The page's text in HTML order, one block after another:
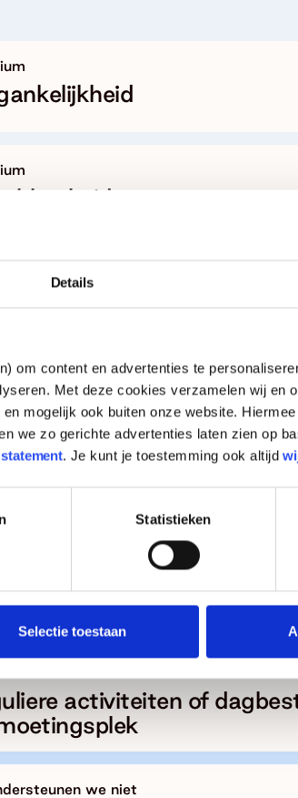
Details
om content en advertenties te
Met deze cookies verzamelen wij en
mogelijk ook buiten onze website.
we zo gerichte advertenties laten zien op
. Je kunt je toestemming ook altijd
Statistieken
Selectie toestaan
van het gebruik
activiteiten of
we niet